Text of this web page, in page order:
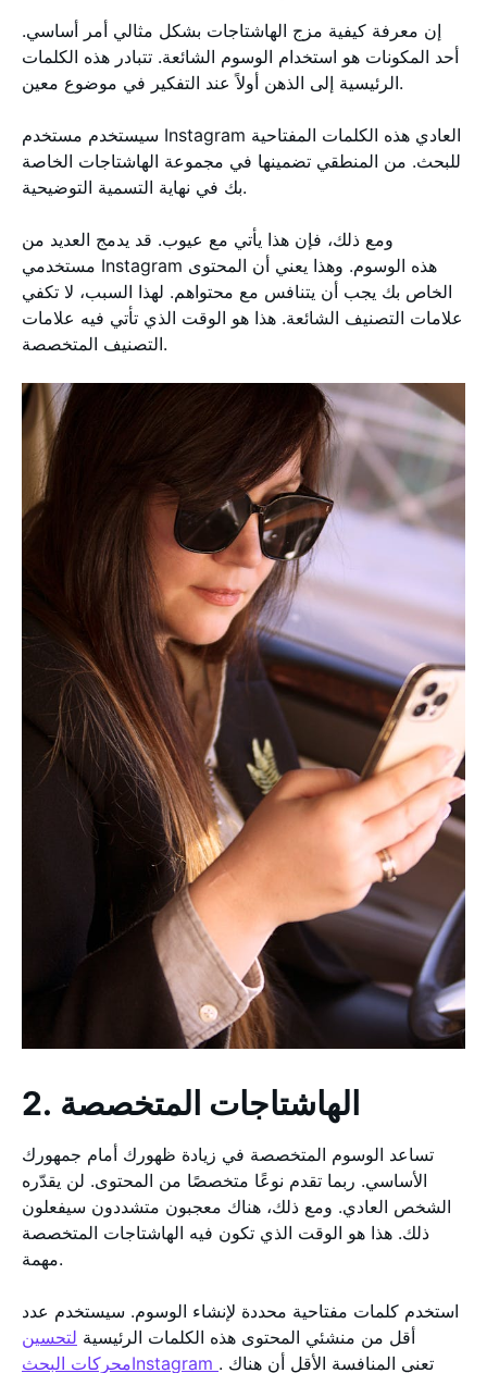
إن معرفة كيفية مزج الهاشتاجات بشكل مثالي أمر أساسي.
أحد المكونات هو استخدام الوسوم الشائعة. تتبادر هذه الكلمات
الرئيسية إلى الذهن أولاً عند التفكير في موضوع معين.
سيستخدم مستخدم Instagram العادي هذه الكلمات المفتاحية
للبحث. من المنطقي تضمينها في مجموعة الهاشتاجات الخاصة
بك في نهاية التسمية التوضيحية.
ومع ذلك، فإن هذا يأتي مع عيوب. قد يدمج العديد من
مستخدمي Instagram هذه الوسوم. وهذا يعني أن المحتوى
الخاص بك يجب أن يتنافس مع محتواهم. لهذا السبب، لا تكفي
علامات التصنيف الشائعة. هذا هو الوقت الذي تأتي فيه علامات
التصنيف المتخصصة.
2. الهاشتاجات المتخصصة
تساعد الوسوم المتخصصة في زيادة ظهورك أمام جمهورك
الأساسي. ربما تقدم نوعًا متخصصًا من المحتوى. لن يقدّره
الشخص العادي. ومع ذلك، هناك معجبون متشددون سيفعلون
ذلك. هذا هو الوقت الذي تكون فيه الهاشتاجات المتخصصة
مهمة.
استخدم كلمات مفتاحية محددة لإنشاء الوسوم. سيستخدم عدد
أقل من منشئي المحتوى هذه الكلمات الرئيسية لتحسين
محركات البحثInstagram . تعني المنافسة الأقل أن هناك